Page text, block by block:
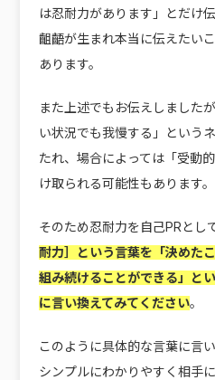
は忍耐力があります」とだけ
齟齬が生まれ本当に伝えたい
あります。
また上述でもお伝えしました
い状況でも我慢する」という
たれ、場合によっては「受動
け取られる可能性もあります。
そのため忍耐力を自己PRとし
耐力］という言葉を「決めた
組み続けることができる」と
に言い換えてみてください。
このように具体的な言葉に言
シンプルにわかりやすく相手